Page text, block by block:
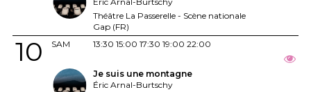
Théâtre La Passerelle - Scène nationale
Gap (FR)
SAM
10 13:30 15:00 17:30 19:00 22:00
Je suis une montagne
Éric Arnal-Burtschy